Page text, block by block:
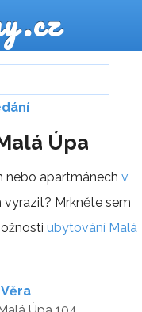
Úpa
nebo apartmánech v
vyrazit? Mrkněte sem
ubytování Malá